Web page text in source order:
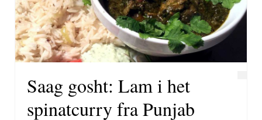
Saag gosht: Lam i het
spinatcurry fra Punjab